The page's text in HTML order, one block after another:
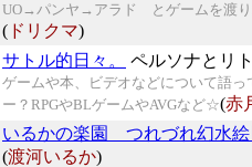
UO→パンヤ→アラド とゲームを渡り
( ドリクマ)
サトル的日々。 ペルソナとリ
ゲームや本、ビデオなどについて語
ー？RPGやBLゲームやAVGなど☆(赤
いるかの楽園 つれづれ幻水絵
(渡河いるか)